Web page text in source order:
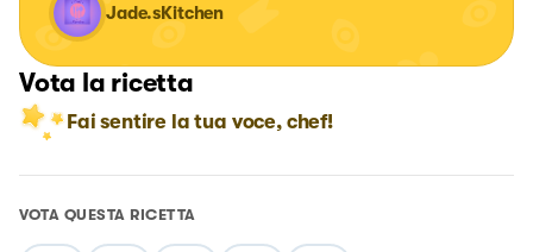
Jade.sKitchen
Vota la ricetta
Fai sentire la tua voce, chef!
VOTA QUESTA RICETTA